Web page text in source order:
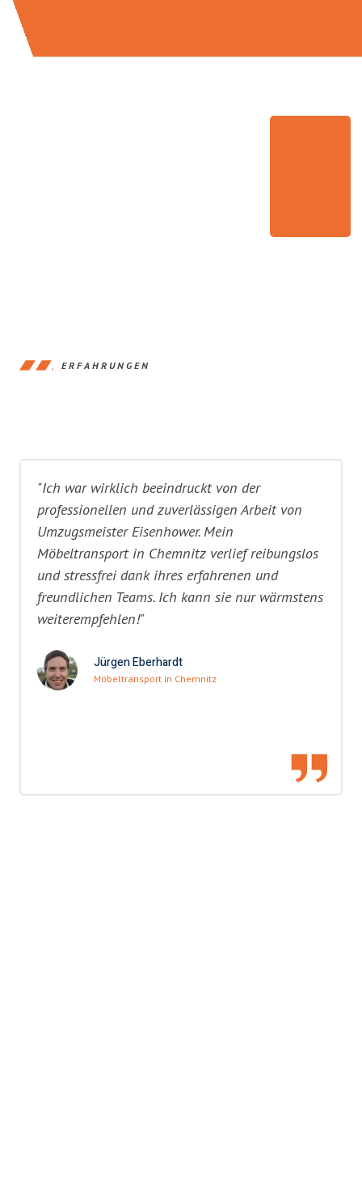
ERFAHRUNGEN
"Ich war wirklich beeindruckt von der
professionellen und zuverlässigen Arbeit von
Umzugsmeister Eisenhower. Mein
Möbeltransport in Chemnitz verlief reibungslos
und stressfrei dank ihres erfahrenen und
freundlichen Teams. Ich kann sie nur wärmstens
weiterempfehlen!"
Jürgen Eberhardt
Möbeltransport in Chemnitz